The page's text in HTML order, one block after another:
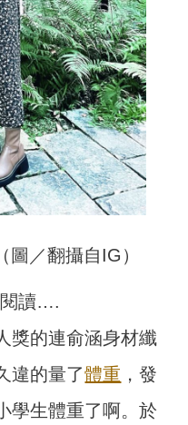
圖／翻攝自IG）
讀….
獎的連俞涵身材纖
違的量了體重 ，發
學生體重了啊。於